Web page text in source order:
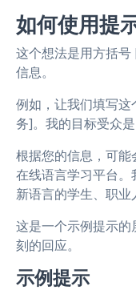
如何使用提
这个想法是用方括
信息。
例如，让我们填写
务]。我的目标受众
根据您的信息，可
在线语言学习平台
新语言的学生、职业
这是一个示例提示
刻的回应。
示例提示